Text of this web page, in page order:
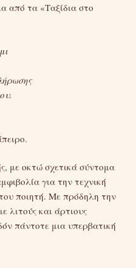
από τα «Ταξίδια στο
με οκτώ σχετικά σύντομα
για την τεχνική
ποιητή. Με πρόδηλη την
λιτούς και άρτιους
πάντοτε μια υπερβατική